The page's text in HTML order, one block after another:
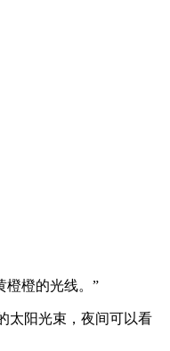
橙橙的光线。”
太阳光束，夜间可以看